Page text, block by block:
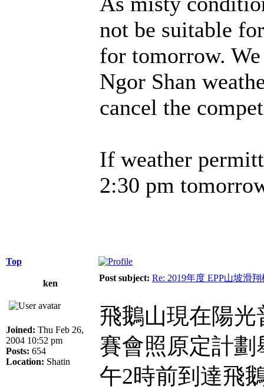
not be suitable
for tomorrow.
Ngor Shan
cancel the
If weather
2:30 pm
Top
ken
Post subject: Re: 2019年度 EPP山坡滑
Joined: Thu Feb 26,
2004 10:52 pm
Posts: 654
Location: Shatin
飛鵝山現在陽
賽會照原定計
午2時前到達飛